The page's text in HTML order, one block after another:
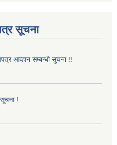
सूचना
आव्हान सम्बन्धी सुचना !!
सूचना !